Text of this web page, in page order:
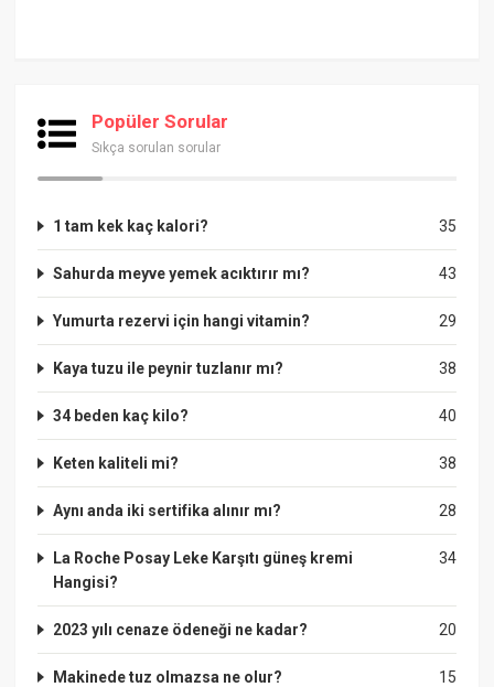
Popüler Sorular
Sıkça sorulan sorular
35
1 tam kek kaç kalori?
43
Sahurda meyve yemek acıktırır mı?
29
Yumurta rezervi için hangi vitamin?
38
Kaya tuzu ile peynir tuzlanır mı?
40
34 beden kaç kilo?
38
Keten kaliteli mi?
28
Aynı anda iki sertifika alınır mı?
34
La Roche Posay Leke Karşıtı güneş kremi
Hangisi?
20
2023 yılı cenaze ödeneği ne kadar?
15
Makinede tuz olmazsa ne olur?